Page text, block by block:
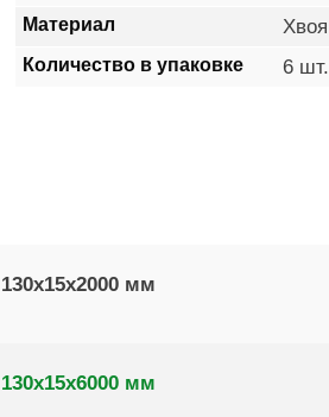
Материал Хвоя
Количество в упаковке 6 шт.
мм
мм